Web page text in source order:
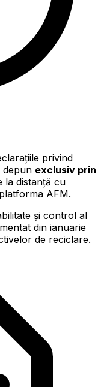
privind
depun exclusiv prin
la distanță cu
AFM.
și control al
din ianuarie
de reciclare.